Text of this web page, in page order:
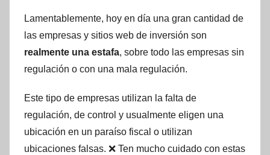
Lamentablemente, hoy en día una gran cantidad de
las empresas y sitios web de inversión son
realmente una estafa, sobre todo las empresas sin
regulación o con una mala regulación.
Este tipo de empresas utilizan la falta de
regulación, de control y usualmente eligen una
ubicación en un paraíso fiscal o utilizan
ubicaciones falsas. ❌ Ten mucho cuidado con estas